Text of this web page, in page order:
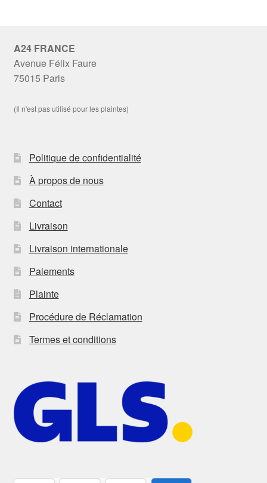
A24 FRANCE
Avenue Félix Faure
75015 Paris
(Il n'est pas utilisé pour les plaintes)
Politique de confidentialité
À propos de nous
Contact
Livraison
Livraison internationale
Paiements
Plainte
Procédure de Réclamation
Termes et conditions